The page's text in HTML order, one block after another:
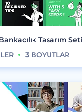
Tasarım Seti
3 BOYUTLAR